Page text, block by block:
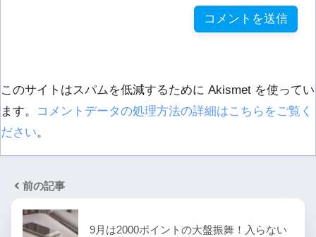
このサイトはスパムを低減するために Akismet を使ってい
ます。
コメントデータの処理方法の詳細はこちらをご覧く
ださい。
前の記事
9月は2000ポイントの大盤振舞！入らない